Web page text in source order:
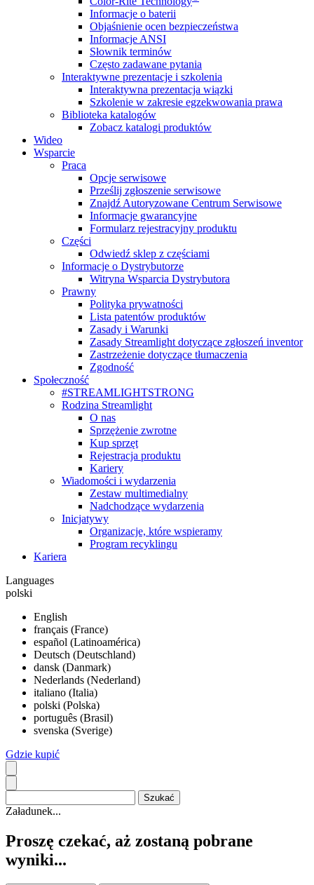
Informacje o baterii
Objaśnienie ocen bezpieczeństwa
Informacje ANSI
Słownik terminów
Często zadawane pytania
Interaktywne prezentacje i szkolenia
Interaktywna prezentacja wiązki
Szkolenie w zakresie egzekwowania prawa
Biblioteka katalogów
Zobacz katalogi produktów
Wideo
Wsparcie
Praca
Opcje serwisowe
Prześlij zgłoszenie serwisowe
Znajdź Autoryzowane Centrum Serwisowe
Informacje gwarancyjne
Formularz rejestracyjny produktu
Części
Odwiedź sklep z częściami
Informacje o Dystrybutorze
Witryna Wsparcia Dystrybutora
Prawny
Polityka prywatności
Lista patentów produktów
Zasady i Warunki
Zasady Streamlight dotyczące zgłoszeń inventor
Zastrzeżenie dotyczące tłumaczenia
Zgodność
Społeczność
#STREAMLIGHTSTRONG
Rodzina Streamlight
O nas
Sprzężenie zwrotne
Kup sprzęt
Rejestracja produktu
Kariery
Wiadomości i wydarzenia
Zestaw multimedialny
Nadchodzące wydarzenia
Inicjatywy
Organizacje, które wspieramy
Program recyklingu
Kariera
Languages
polski
English
français (France)
español (Latinoamérica)
Deutsch (Deutschland)
dansk (Danmark)
Nederlands (Nederland)
italiano (Italia)
polski (Polska)
português (Brasil)
svenska (Sverige)
Gdzie kupić
Załadunek...
Proszę czekać, aż zostaną pobrane
wyniki...